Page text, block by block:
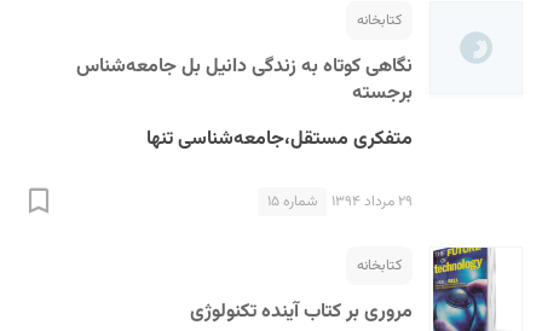
کتابخانه
نگاهی کوتاه به زندگی دانیل بل جامعه‌شناس
برجسته
متفکری مستقل،جامعه‌شناسی تنها
۲۹ مرداد ۱۳۹۴ شماره ۱۵
کتابخانه
مروری بر کتاب آینده تکنولوژی